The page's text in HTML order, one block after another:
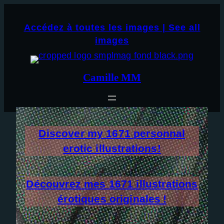
Accédez à toutes les images | See all
images
Camille MM
Discover my1671personnal
erotic illustrations!
Découvrez mes1671illustrations
érotiques originales !